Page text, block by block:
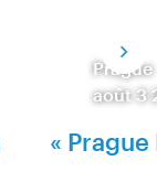
Prague
août 3
« Prague